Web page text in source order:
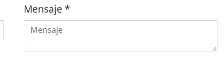
Mensaje *